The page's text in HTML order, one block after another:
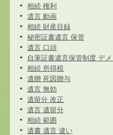
相続 権利
遺言 動画
相続 財産目録
秘密証書遺言 保管
遺言 口頭
自筆証書遺言保管制度 デメ
相続 所得税
遺贈 死因贈与
遺言 無効
遺留分 改正
遺言 遺留分
相続 範囲
遺書 遺言 違い